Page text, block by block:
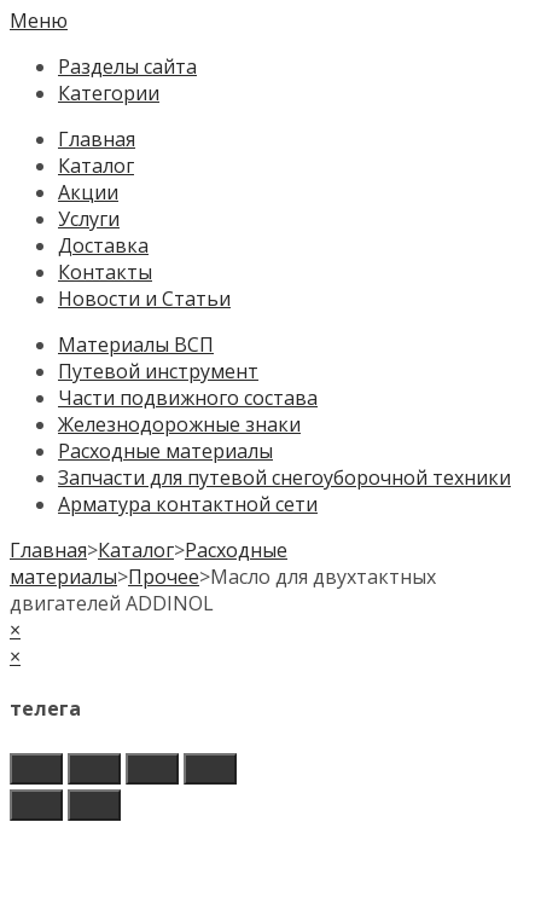
Меню
Разделы сайта
Категории
Главная
Каталог
Акции
Услуги
Доставка
Контакты
Новости и Статьи
Материалы ВСП
Путевой инструмент
Части подвижного состава
Железнодорожные знаки
Расходные материалы
Запчасти для путевой снегоуборочной техники
Арматура контактной сети
Главная>Каталог>Расходные
материалы>Прочее>Масло для двухтактных
двигателей ADDINOL
×
×
телега